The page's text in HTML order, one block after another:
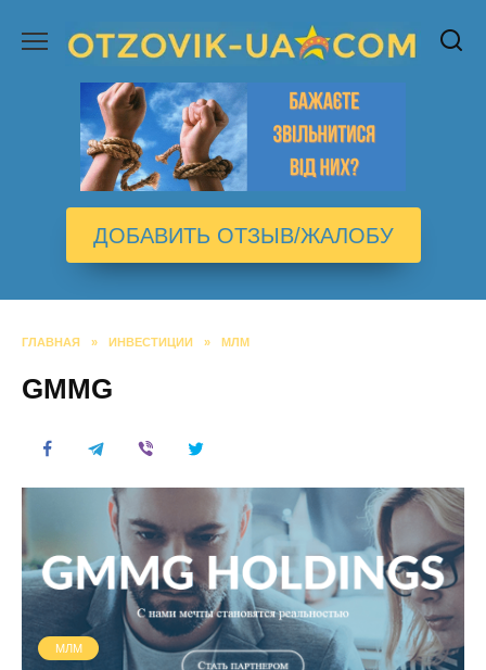
содержанию
ДОБАВИТЬ ОТЗЫВ/ЖАЛОБУ
ГЛАВНАЯ » ИНВЕСТИЦИИ » МЛМ
GMMG
МЛМ